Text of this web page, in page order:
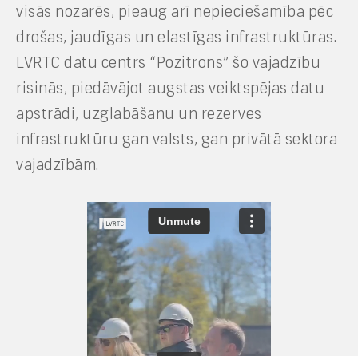
visās nozarēs, pieaug arī nepieciešamība pēc
drošas, jaudīgas un elastīgas infrastruktūras.
LVRTC datu centrs “Pozitrons” šo vajadzību
risinās, piedāvājot augstas veiktspējas datu
apstrādi, uzglabāšanu un rezerves
infrastruktūru gan valsts, gan privātā sektora
vajadzībām.